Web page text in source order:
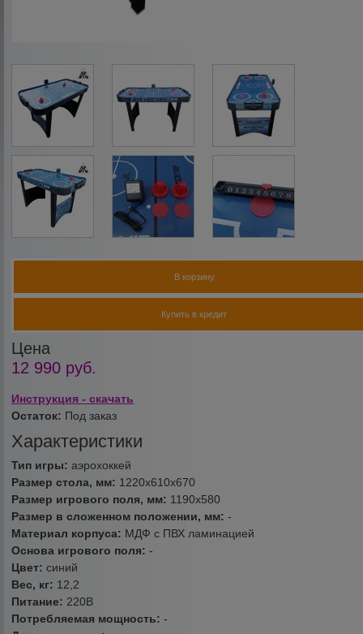
Инструкция - скачать
Остаток: Под заказ
Характеристики
Тип игры:аэрохоккей
Размер стола, мм: 1220х610х670
Размер игрового поля, мм: 1190х580
Размер в сложенном положении, мм:-
Материал корпуса: МДФ с ПВХ ламинацией
Основа игрового поля:-
Цвет:синий
Вес, кг: 12,2
Питание: 220В
Потребляемая мощность:-
Цена
12 990 руб.
В корзину
Купить в кредит